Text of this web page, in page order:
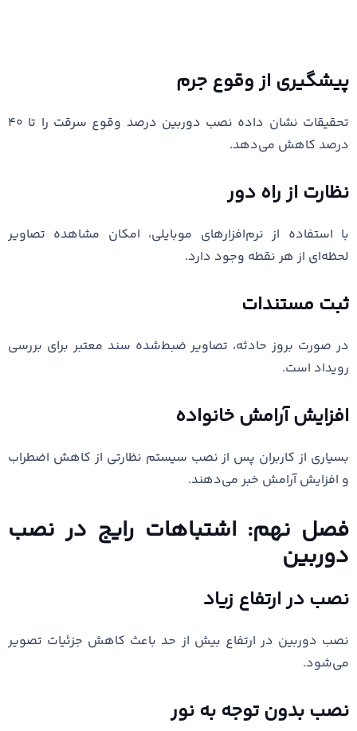
پیشگیری از وقوع جرم
تحقیقات نشان داده نصب دوربین درصد وقوع سرقت را تا ۴۰
درصد کاهش می‌دهد.
نظارت از راه دور
با استفاده از نرم‌افزارهای موبایلی، امکان مشاهده تصاویر
لحظه‌ای از هر نقطه وجود دارد.
ثبت مستندات
در صورت بروز حادثه، تصاویر ضبط‌شده سند معتبر برای بررسی
رویداد است.
افزایش آرامش خانواده
بسیاری از کاربران پس از نصب سیستم نظارتی از کاهش اضطراب
و افزایش آرامش خبر می‌دهند.
فصل نهم: اشتباهات رایج در نصب
دوربین
نصب در ارتفاع زیاد
نصب دوربین در ارتفاع بیش از حد باعث کاهش جزئیات تصویر
می‌شود.
نصب بدون توجه به نور